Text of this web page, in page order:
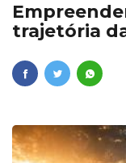
trajetória